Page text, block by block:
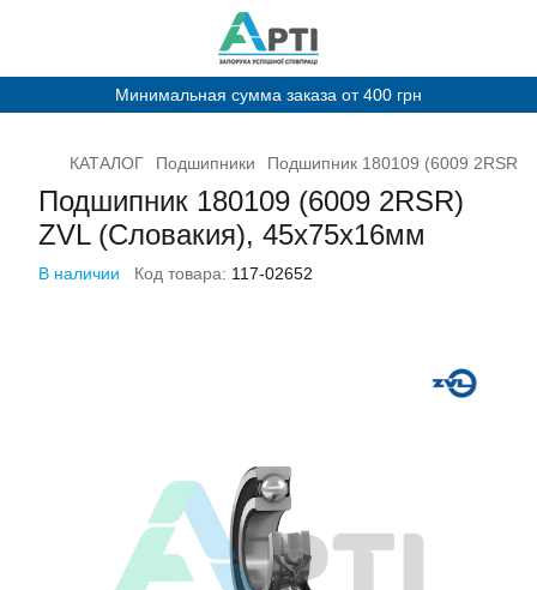
Минимальная сумма заказа от 400 грн
КАТАЛОГ Подшипники Подшипник 180109 (6009 2RSR)
Подшипник 180109 (6009 2RSR)
ZVL (Словакия), 45х75х16мм
В наличии Код товара: 117-02652